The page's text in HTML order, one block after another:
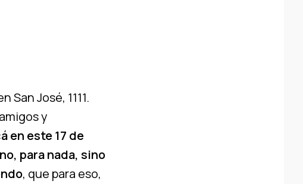
José, 1111.
y
en este 17 de
para nada, sino
, que para eso,